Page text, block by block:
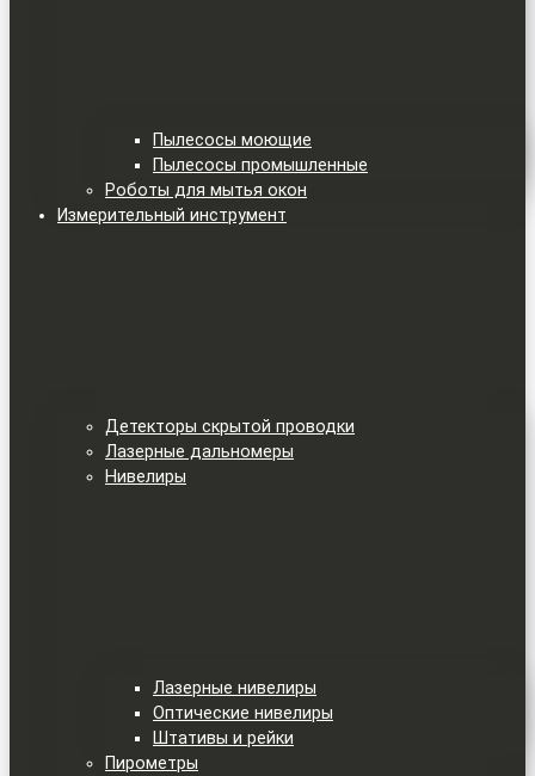
Пылесосы моющие
Пылесосы промышленные
Роботы для мытья окон
Измерительный инструмент
Детекторы скрытой проводки
Лазерные дальномеры
Нивелиры
Лазерные нивелиры
Оптические нивелиры
Штативы и рейки
Пирометры